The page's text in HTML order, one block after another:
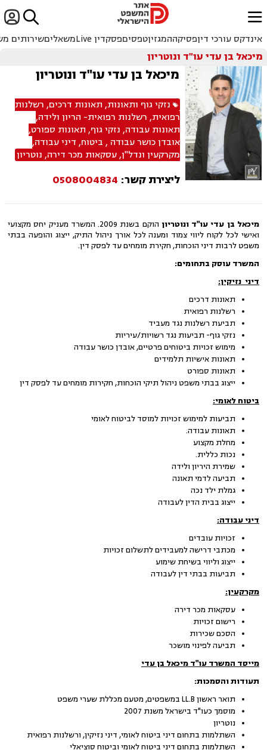

ﱐ
אינדקס עורכי דיןפסיקההמגזיןטפסיםפסקדין Live משאליםשירותים
מיכאל בן עדי עו"ד ונוטריון
מיכאל בן עדי עו"ד ונוטריון
נזקי גוף ותאונות, תאונות דרכים, רשלנות
רפואית, רשלנות רפואית- הריון ולידה,
תאונות עבודה, נזקי גוף, תאונות ספורט,
אובדן כושר עבודה , ביטוח, דיני עבודה,
מקרקעין ונדל"ן,עסקאות מכר דירה, נוטריון
ליצירת קשר: 0508004834
מיכאל בן עדי עו"ד ונוטריון
הוקם בשנת 2009. המשרד מעניק יחס מקצועי
ואישי לכל לקוח ליווי צמוד ומענה לכל אורך ניהול התיק, ייצוג והופעה בבתי
משפט לרבות דיני הוכחות, חקירת מומחים עד לפסק דין.
המשרד עוסק בתחומים:
דיני נזיקין:
תאונות דרכים
רשלנות רפואית
תביעת רשלנות נגד מעביד
נזקי גוף- תביעות נגד רשויות/עיריות
מימוש זכויות ביטוחים פרטיים, אובדן כושר עבודה
תאונות אישיות תלמידים
תאונות ספורט
ייצוג בבתי משפט ניהול תיקי הוכחות, חקירות מומחים עד לפסק דין
ביטוח לאומי:
תביעות למימוש זכויות למוסד לביטוח לאומי
תאונות עבודה.
מחלת מקצוע
נכות כללית.
שמירת היריון ולידה
תביעה לדמי תאונה
גמלת ילד נכה
ייצוג בבית הדין לעבודה
דיני עבודה:
זכויות עובדים
מכתבי דרישה למעבידים לתשלום זכויות
ייצוג וליווי בשיחת שימוע
תביעות בבתי דין לעבודה
מקרקעין:
עסקאות מכר דירה
רישום זכויות
הסכם שכירות
תביעה לפינוי מושכר
מייסד המשרד עו"ד מיכאל בן עדי
תעודות והסמכות:
תואר ראשון LL.B במשפטים, מטעם מכללת שערי משפט
מוסמך כעו"ד בישראל משנת 2007
נוטריון
השתלמות בתחום דיני ביטוח לאומי, דיני נזיקין, ורשלנות רפואית
השתלמות בתחום דיני ביטוח לאומי וביטוח סוציאלי